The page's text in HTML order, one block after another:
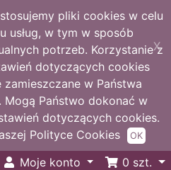
pliki cookies w celu
usług, w tym w sposób
potrzeb. Korzystanie z
dotyczących cookies
w Państwa
Mogą Państwo dokonać w
dotyczących cookies.
Polityce Cookies
X
OK
Moje konto 0 szt.